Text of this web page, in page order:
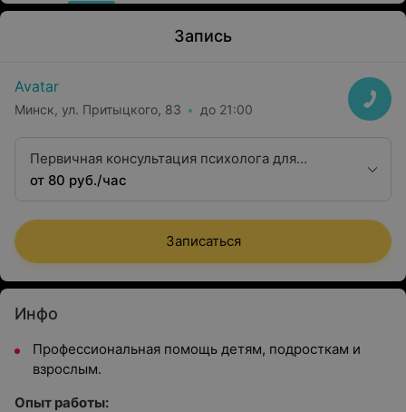
Запись
Avatar
Минск, ул. Притыцкого, 83 до 21:00
Первичная консультация психолога для
взрослых
от 80 руб./час
Записаться
Инфо
Профессиональная помощь детям, подросткам и
взрослым.
Опыт работы: